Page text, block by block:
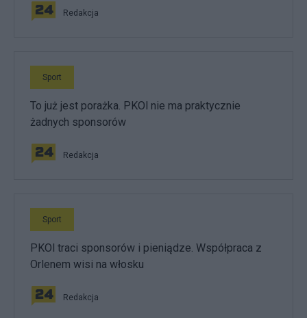
Redakcja
Sport
To już jest porażka. PKOl nie ma praktycznie
żadnych sponsorów
Redakcja
Sport
PKOl traci sponsorów i pieniądze. Współpraca z
Orlenem wisi na włosku
Redakcja